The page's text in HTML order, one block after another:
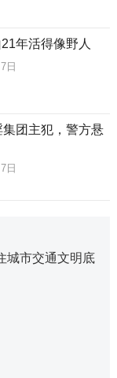
年活得像野人
日
团主犯，警方悬
日
城市交通文明底